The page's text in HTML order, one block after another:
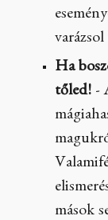
Ha
tőled! -
mások